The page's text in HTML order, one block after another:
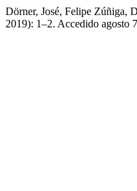
Dörner, José, Felipe Zúñiga,
2019): 1–2. Accedido agosto